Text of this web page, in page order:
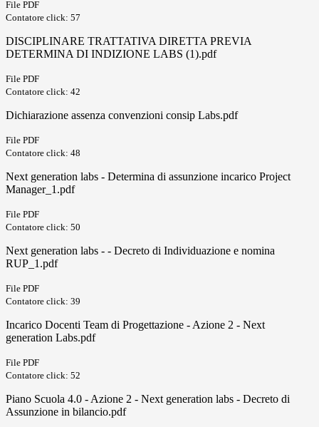
File PDF
Contatore click: 57
DISCIPLINARE TRATTATIVA DIRETTA PREVIA
DETERMINA DI INDIZIONE LABS (1).pdf
File PDF
Contatore click: 42
Dichiarazione assenza convenzioni consip Labs.pdf
File PDF
Contatore click: 48
Next generation labs - Determina di assunzione incarico Project
Manager_1.pdf
File PDF
Contatore click: 50
Next generation labs - - Decreto di Individuazione e nomina
RUP_1.pdf
File PDF
Contatore click: 39
Incarico Docenti Team di Progettazione - Azione 2 - Next
generation Labs.pdf
File PDF
Contatore click: 52
Piano Scuola 4.0 - Azione 2 - Next generation labs - Decreto di
Assunzione in bilancio.pdf